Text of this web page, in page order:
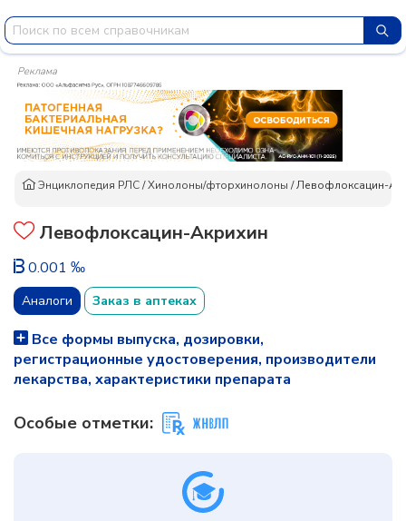
Реклама
Энциклопедия РЛС/Хинолоны/фторхинолоны /Левофлоксацин-
Левофлоксацин-Акрихин
0.001 ‰
Аналоги Заказ в аптеках
Все формы выпуска, дозировки,
регистрационные удостоверения, производители
лекарства, характеристики препарата
Особые отметки: